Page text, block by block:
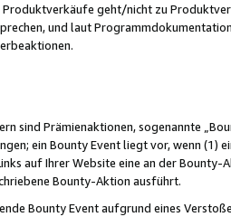
geht/nicht zu
und laut
sind Prämienaktionen, sogenannte
ein Bounty Event liegt vor, wenn (1)
auf Ihrer Website eine an der
Bounty-Aktion ausführt.
Bounty Event aufgrund eines